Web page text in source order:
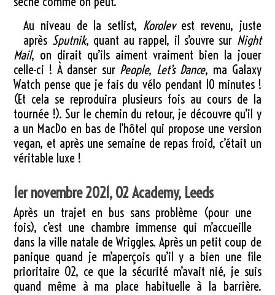
Au niveau de la setlist, Korolevest revenu, juste
après Sputnik, quant au rappel, il s’ouvre sur Night
Mail, on dirait qu’ils aiment vraiment bien la jouer
celle-ci ! À danser sur People, Let’s Dance, ma Galaxy
Watch pense que je fais du vélo pendant 10 minutes !
(Et cela se reproduira plusieurs fois au cours de la
tournée !). Sur le chemin du retour, je découvre qu’il y
a un MacDo en bas de l’hôtel qui propose une version
vegan, et après une semaine de repas froid, c’était un
véritable luxe !
1er novembre 2021, O2 Academy, Leeds
Après un trajet en bus sans problème (pour une
fois), c’est une chambre immense qui m’accueille
dans la ville natale de Wriggles. Après un petit coup de
panique quand je m’aperçois qu’il y a bien une file
prioritaire O2, ce que la sécurité m’avait nié, je suis
quand même à ma place habituelle à la barrière.